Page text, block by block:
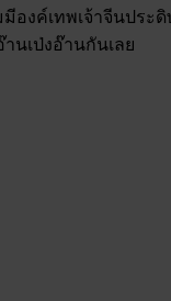
องค์เทพเจ้าจีนป
นเป่งอ๊านกันเลย